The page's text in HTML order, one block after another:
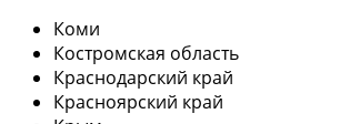
Коми
Костромская область
Краснодарский край
Красноярский край